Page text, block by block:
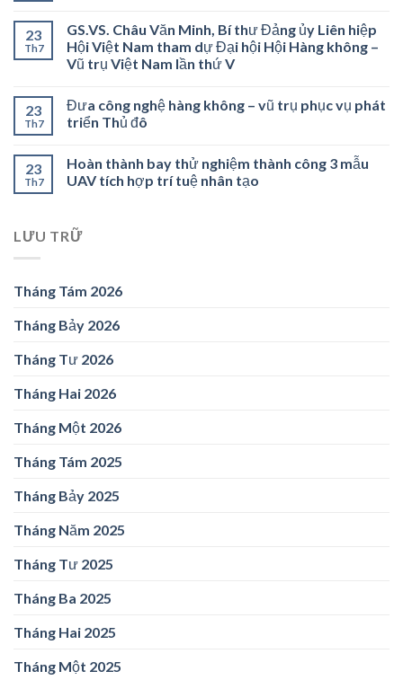
23
Th7
GS.VS. Châu Văn Minh, Bí thư Đảng ủy Liên hiệp
Hội Việt Nam tham dự Đại hội Hội Hàng không –
Vũ trụ Việt Nam lần thứ V
23
Th7
Đưa công nghệ hàng không – vũ trụ phục vụ phát
triển Thủ đô
23
Th7
Hoàn thành bay thử nghiệm thành công 3 mẫu
UAV tích hợp trí tuệ nhân tạo
LƯU TRỮ
Tháng Tám 2026
Tháng Bảy 2026
Tháng Tư 2026
Tháng Hai 2026
Tháng Một 2026
Tháng Tám 2025
Tháng Bảy 2025
Tháng Năm 2025
Tháng Tư 2025
Tháng Ba 2025
Tháng Hai 2025
Tháng Một 2025